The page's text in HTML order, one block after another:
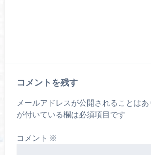
コメントを残す
メールアドレスが公開されることはあ
が付いている欄は必須項目です
コメント ※